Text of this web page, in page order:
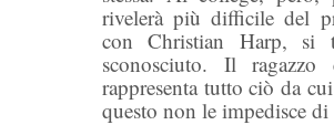
rivelerà più difficile del
con Christian Harp, si
sconosciuto. Il
rappresenta tutto ciò da
questo non le impedisce